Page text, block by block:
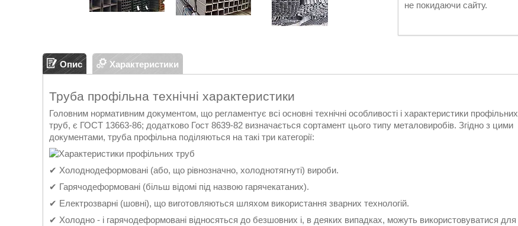
не покидаючи сайту.
Опис Характеристики
Труба профільна технічні характеристики
Головним нормативним документом, що регламентує всі основні технічні особливості і характеристики профільних
труб, є ГОСТ 13663-86; додатково Гост 8639-82 визначається сортамент цього типу металовиробів. Згідно з цими
документами, труба профільна поділяються на такі три категорії:
✔ Холоднодеформовані (або, що рівнозначно, холоднотягнуті) вироби.
✔ Гарячодеформовані (більш відомі під назвою гарячекатаних).
✔ Електрозварні (шовні), що виготовляються шляхом використання зварних технологій.
✔ Холодно - і гарячодеформовані відносяться до безшовних і, в деяких випадках, можуть використовуватися для